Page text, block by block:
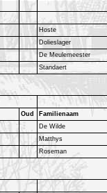
Hoste
Dolieslager
De Meulemeester
Standaert
Oud Familienaam
De Wilde
Matthys
Roseman